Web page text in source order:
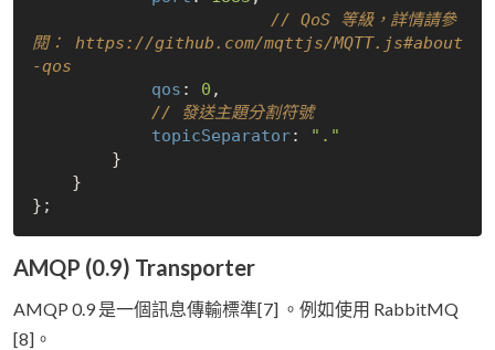
// QoS 等級，詳情請參
閱： https://github.com/mqttjs/MQTT.js#about
-qos
qos : 0 ,
// 發送主題分割符號
topicSeparator:
"."
AMQP (0.9) Transporter
AMQP 0.9 是一個訊息傳輸標準[7] 。例如使用 RabbitMQ
[8]。